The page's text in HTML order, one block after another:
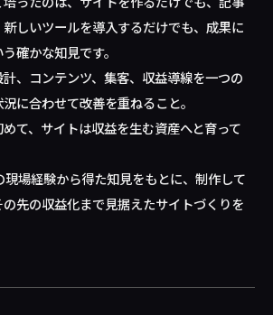
しいツールを導入するだけでも、成果に
確かな知見です。
、コンテンツ、集客、収益導線を一つの
に合わせて改善を重ねること。
て、サイトは収益を生む資産へと育って
場経験から得た知見をもとに、制作して
先の収益化まで見据えたサイトづくりを